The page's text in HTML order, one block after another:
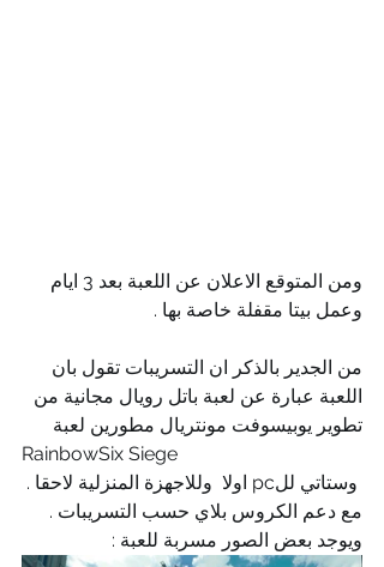
ومن المتوقع الاعلان عن اللعبة بعد 3 ايام
وعمل بيتا مقفلة خاصة بها .
من الجدير بالذكر ان التسريبات تقول بان
اللعبة عبارة عن لعبة باتل رويال مجانية من
تطوير يوبيسوفت مونتريال مطورين لعبة
RainbowSix Siege
وستاتي للpc اولا  وللاجهزة المنزلية لاحقا .
مع دعم الكروس بلاي حسب التسريبات .
ويوجد بعض الصور مسربة للعبة :